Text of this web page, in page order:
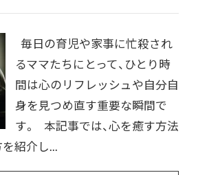
毎日の育児や家事に忙殺され
るママたちにとって、ひとり時
間は心のリフレッシュや自分自
身を見つめ直す重要な瞬間で
す。 本記事では、心を癒す方法
紹介し...